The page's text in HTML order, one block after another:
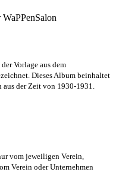
Vorlage aus dem
Dieses Album beinhaltet
der Zeit von 1930-1931.
vom jeweiligen Verein,
Verein oder Unternehmen